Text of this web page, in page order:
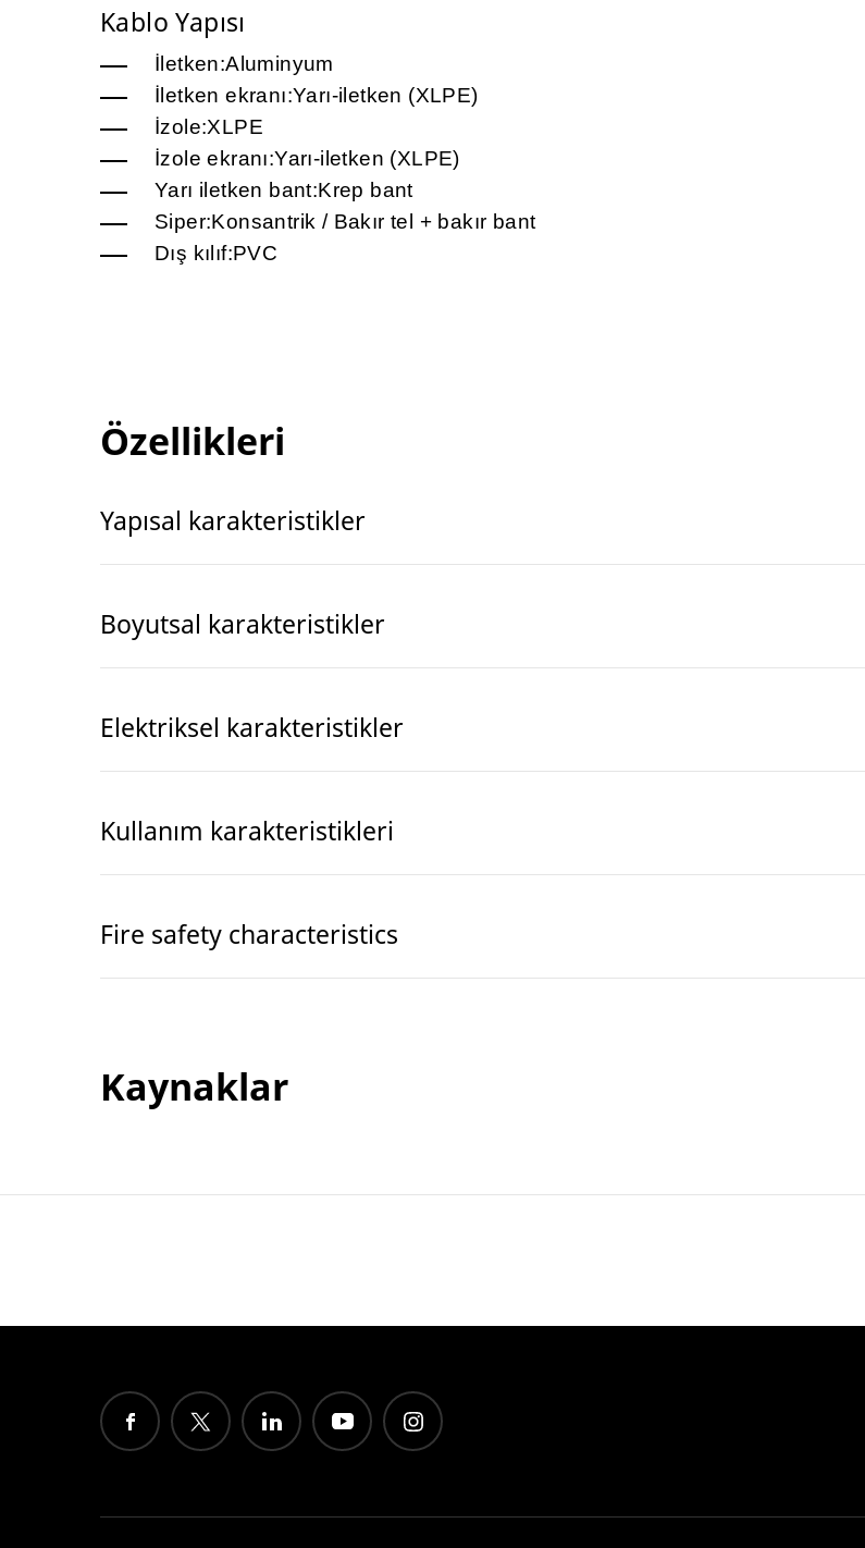
Kablo Yapısı
İletken:Aluminyum
İletken ekranı:Yarı-iletken (XLPE)
İzole:XLPE
İzole ekranı:Yarı-iletken (XLPE)
Yarı iletken bant:Krep bant
Siper:Konsantrik / Bakır tel + bakır bant
Dış kılıf:PVC
Özellikleri
Yapısal karakteristikler
Boyutsal karakteristikler
Elektriksel karakteristikler
Kullanım karakteristikleri
Fire safety characteristics
Kaynaklar